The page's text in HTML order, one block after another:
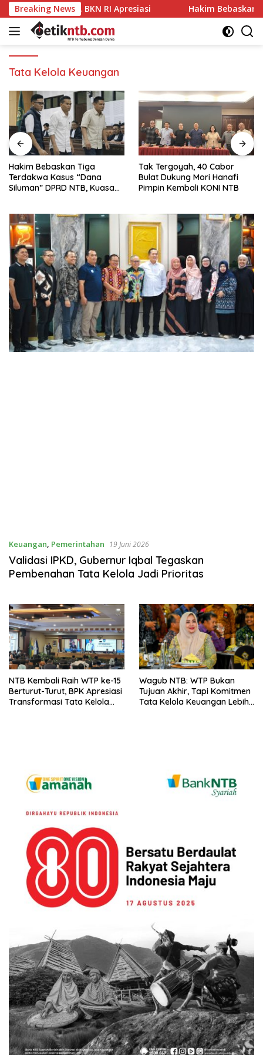
Langsung
ke
konten
Breaking News
ASN, BKN RI Apresiasi Hakim Bebaskan Tiga
Tata Kelola Keuangan
Hakim Bebaskan Tiga
Terdakwa Kasus “Dana
Siluman” DPRD NTB, Kuasa
Tak Tergoyah, 40 Cabor
Bulat Dukung Mori Hanafi
Pimpin Kembali KONI NTB
Keuangan, Pemerintahan 19 Juni 2026
Validasi IPKD, Gubernur Iqbal Tegaskan
Pembenahan Tata Kelola Jadi Prioritas
NTB Kembali Raih WTP ke-15
Berturut-Turut, BPK Apresiasi
Transformasi Tata Kelola
Wagub NTB: WTP Bukan
Tujuan Akhir, Tapi Komitmen
Tata Kelola Keuangan Lebih